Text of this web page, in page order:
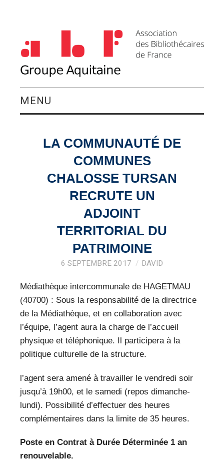
MENU
ACTIVITÉS DU
GROUPE
AGENDA
VEILLE PRO
RESSOURCES
LA COMMUNAUTÉ DE
COMMUNES
CHALOSSE TURSAN
RECRUTE UN
ADJOINT
TERRITORIAL DU
PATRIMOINE
6 SEPTEMBRE 2017 DAVID
Médiathèque intercommunale de HAGETMAU
(40700) : Sous la responsabilité de la directrice
de la Médiathèque, et en collaboration avec
l’équipe, l’agent aura la charge de l’accueil
physique et téléphonique. Il participera à la
politique culturelle de la structure.
l’agent sera amené à travailler le vendredi soir
jusqu’à 19h00, et le samedi (repos dimanche-
lundi). Possibilité d’effectuer des heures
complémentaires dans la limite de 35 heures.
Poste en Contrat à Durée Déterminée 1 an
renouvelable.